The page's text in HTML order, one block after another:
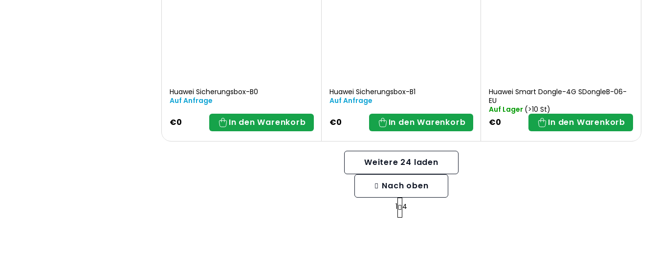
Huawei Sicherungsbox-B0
Auf Anfrage
€0 In den Warenkorb
Huawei Sicherungsbox-B1
Auf Anfrage
€0 In den Warenkorb
Huawei Smart Dongle-4G SDongleB-06-
EU
Auf Lager (>10 St)
€0 In den Warenkorb
S
t
Weitere 24 laden
P
1 4
Nach oben